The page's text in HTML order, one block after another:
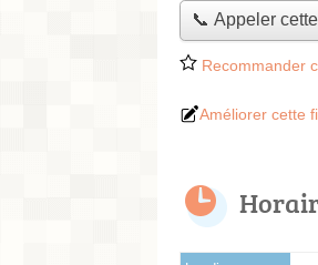
📞 Appeler
Recommander
Améliorer cette